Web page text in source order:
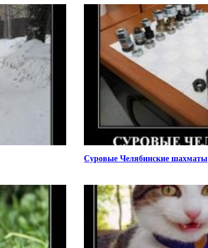
Суровые Челябинские шахматы